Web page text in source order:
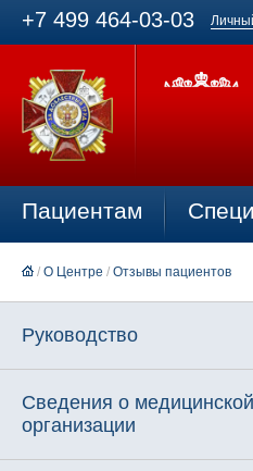
+7 499 464-03-03
Пациентам
/ О Центре / Отзывы пациентов
Руководство
Сведения о медицинской
организации